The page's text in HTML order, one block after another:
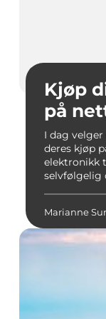
Kjøp
på
I dag
deres kjøp
elektronikk
selvfølgelig
Marianne